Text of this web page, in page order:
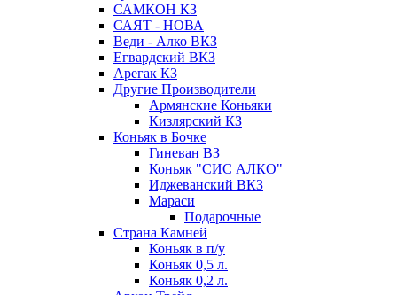
САМКОН КЗ
САЯТ - НОВА
Веди - Алко ВКЗ
Егвардский ВКЗ
Арегак КЗ
Другие Производители
Армянские Коньяки
Кизлярский КЗ
Коньяк в Бочке
Гиневан ВЗ
Коньяк "СИС АЛКО"
Иджеванский ВКЗ
Мараси
Подарочные
Страна Камней
Коньяк в п/у
Коньяк 0,5 л.
Коньяк 0,2 л.